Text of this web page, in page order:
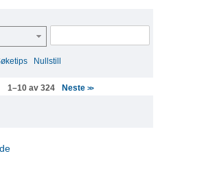
Nullstill
1–10 av 324 Neste >>